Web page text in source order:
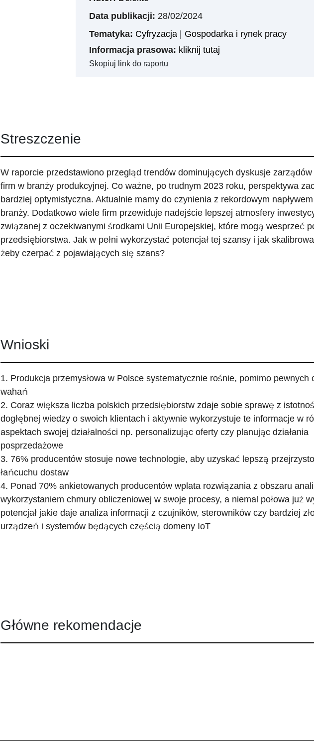
Data publikacji: 28/02/2024
Tematyka: Cyfryzacja| Gospodarka i rynek pracy
Informacja prasowa: kliknij tutaj
Skopiuj link do raportu
Streszczenie
W raporcie przedstawiono przegląd trendów dominujących dyskusje zarządów
firm w branży produkcyjnej. Co ważne, po trudnym 2023 roku, perspektywa
bardziej optymistyczna. Aktualnie mamy do czynienia z rekordowym napływem
branży. Dodatkowo wiele firm przewiduje nadejście lepszej atmosfery
związanej z oczekiwanymi środkami Unii Europejskiej, które mogą wesprzeć
przedsiębiorstwa. Jak w pełni wykorzystać potencjał tej szansy i jak
żeby czerpać z pojawiających się szans?
Wnioski
1. Produkcja przemysłowa w Polsce systematycznie rośnie, pomimo pewnych
wahań
2. Coraz większa liczba polskich przedsiębiorstw zdaje sobie sprawę z
dogłębnej wiedzy o swoich klientach i aktywnie wykorzystuje te informacje w
aspektach swojej działalności np. personalizując oferty czy planując działania
posprzedażowe
3. 76% producentów stosuje nowe technologie, aby uzyskać lepszą
łańcuchu dostaw
4. Ponad 70% ankietowanych producentów wplata rozwiązania z obszaru
wykorzystaniem chmury obliczeniowej w swoje procesy, a niemal połowa już
potencjał jakie daje analiza informacji z czujników, sterowników czy bardziej
urządzeń i systemów będących częścią domeny IoT
Główne rekomendacje